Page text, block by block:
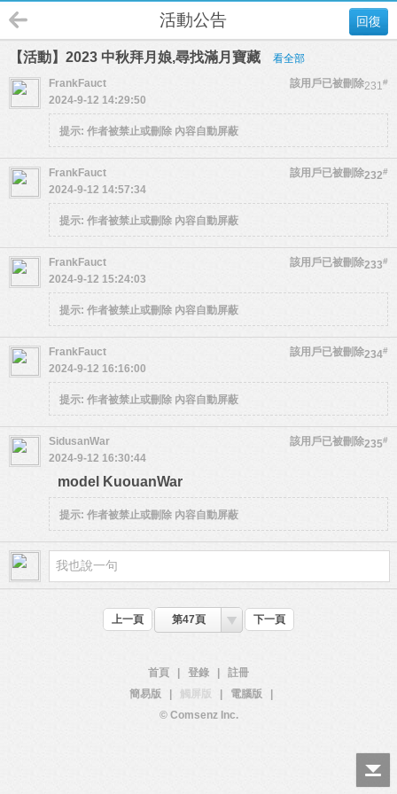
回復
活動公告
【活動】2023 中秋拜月娘,尋找滿月寶藏 看全部
231#
FrankFauct
該用戶已被刪除
2024-9-12 14:29:50
提示: 作者被禁止或刪除 內容自動屏蔽
232#
FrankFauct
該用戶已被刪除
2024-9-12 14:57:34
提示: 作者被禁止或刪除 內容自動屏蔽
233#
FrankFauct
該用戶已被刪除
2024-9-12 15:24:03
提示: 作者被禁止或刪除 內容自動屏蔽
234#
FrankFauct
該用戶已被刪除
2024-9-12 16:16:00
提示: 作者被禁止或刪除 內容自動屏蔽
235#
SidusanWar
該用戶已被刪除
2024-9-12 16:30:44
model KuouanWar
提示: 作者被禁止或刪除 內容自動屏蔽
上一頁 第47頁 下一頁
首頁 登錄
註冊
簡易版
觸屏版 電腦版
© Comsenz Inc.